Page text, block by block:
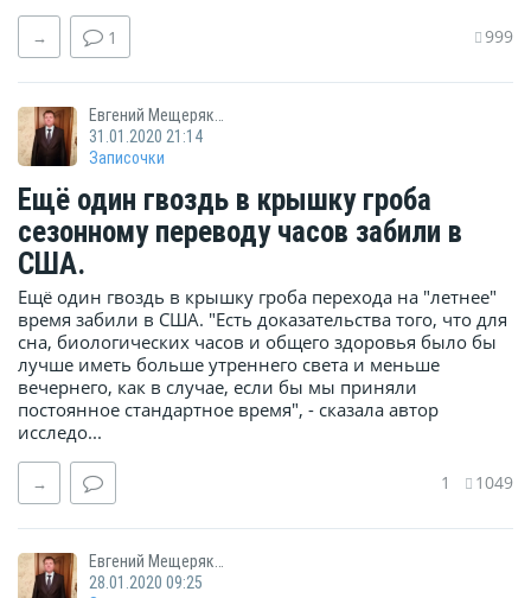
→ 1 999
Евгений Мещеряков
31.01.2020 21:14
Записочки
Ещё один гвоздь в крышку гроба
сезонному переводу часов забили в
США.
Ещё один гвоздь в крышку гроба перехода на "летнее"
время забили в США. "Есть доказательства того, что для
сна, биологических часов и общего здоровья было бы
лучше иметь больше утреннего света и меньше
вечернего, как в случае, если бы мы приняли
постоянное стандартное время", - сказала автор
исследо...
→ 1 1049
Евгений Мещеряков
28.01.2020 09:25